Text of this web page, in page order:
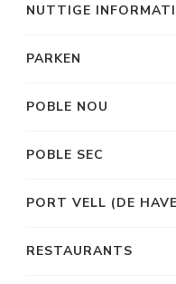
NUTTIGE
PARKEN
POBLE NOU
POBLE SEC
PORT VELL (DE
RESTAURANTS